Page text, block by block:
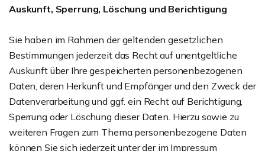
Auskunft, Sperrung, Löschung und Berichtigung
Sie haben im Rahmen der geltenden gesetzlichen
Bestimmungen jederzeit das Recht auf unentgeltliche
Auskunft über Ihre gespeicherten personenbezogenen
Daten, deren Herkunft und Empfänger und den Zweck der
Datenverarbeitung und ggf. ein Recht auf Berichtigung,
Sperrung oder Löschung dieser Daten. Hierzu sowie zu
weiteren Fragen zum Thema personenbezogene Daten
können Sie sich jederzeit unter der im Impressum